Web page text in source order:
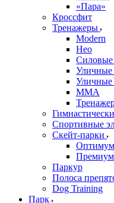
«Пара»
Кроссфит
Тренажеры
Modern
Нео
Силовые
Уличные
Уличные
ММА
Спортивные
Скейт-парки
Оптимум
Премиум
Паркур
Полоса
Dog Training
Парк